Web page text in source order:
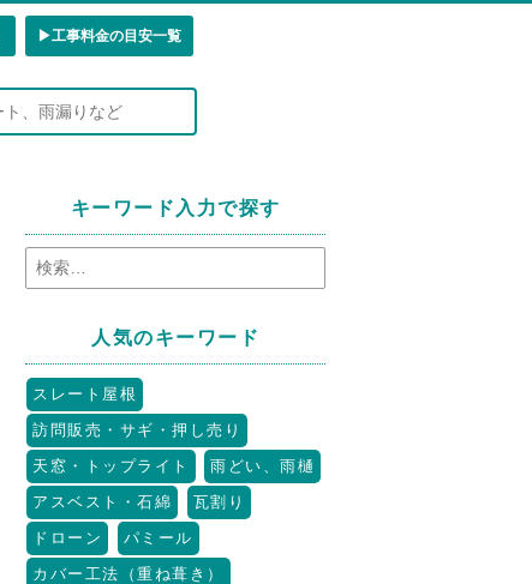
▶︎工事料金の目安一覧
キーワード入力で探す
人気のキーワード
スレート屋根
訪問販売・サギ・押し売り
天窓・トップライト
雨どい、雨樋
アスベスト・石綿
瓦割り
ドローン
パミール
カバー工法（重ね葺き）